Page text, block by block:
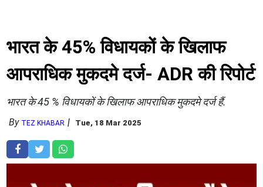
भारत के 45% विधायकों के खिलाफ
आपराधिक मुकदमे दर्ज- ADR की रिपोर्ट
भारत के 45 % विधायकों के खिलाफ आपराधिक मुकदमे दर्ज हैं.
By TEZ KHABAR Tue, 18 Mar 2025